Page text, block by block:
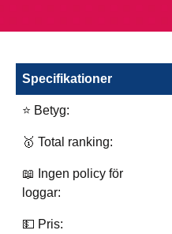
Specifikationer
⭐ Betyg:
🥇 Total ranking:
📖 Ingen policy för
loggar:
💵 Pris: